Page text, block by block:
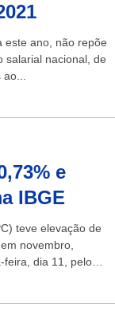
este ano, não repõe
salarial nacional, de
e
IBGE
teve elevação de
novembro,
feira, dia 11, pelo